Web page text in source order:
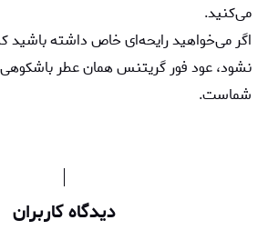
می‌کنید.
اگر می‌خواهید رایحه‌ای خاص داشته باشید
نشود، عود فور گریتنس همان عطر
شماست.
دیدگاه کاربران